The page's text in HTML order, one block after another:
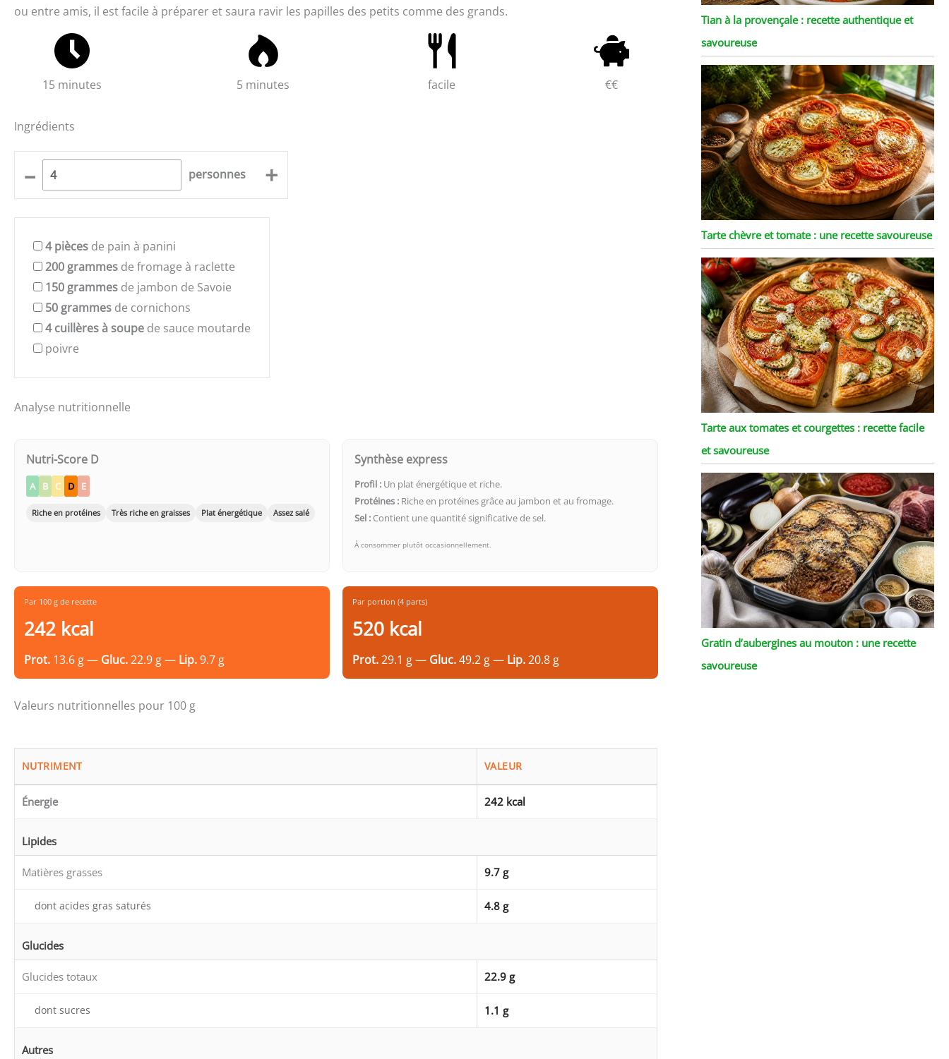
ou entre amis, il est facile à préparer et saura ravir les papilles des petits comme des grands.
15 minutes 5 minutes facile €€
Ingrédients
– personnes +
4 pièces de pain à panini
200 grammes de fromage à raclette
150 grammes de jambon de Savoie
50 grammes de cornichons
4 cuillères à soupe de sauce moutarde
poivre
Analyse nutritionnelle
Nutri-Score D
A B C D E
Riche en protéines Très riche en graisses Plat énergétique Assez salé
Synthèse express
Profil : Un plat énergétique et riche.
Protéines : Riche en protéines grâce au jambon et au fromage.
Sel : Contient une quantité significative de sel.
À consommer plutôt occasionnellement.
Par 100 g de recette
242 kcal
Prot. 13.6 g — Gluc.22.9 g — Lip.9.7 g
Par portion (4 parts)
520 kcal
Prot.29.1 g — Gluc.49.2 g — Lip.20.8 g
Valeurs nutritionnelles pour 100 g
NUTRIMENT VALEUR
Énergie 242 kcal
Lipides
Matières grasses 9.7 g
dont acides gras saturés 4.8 g
Glucides
Glucides totaux 22.9 g
dont sucres 1.1 g
Autres
Tian à la provençale : recette authentique et
savoureuse
Tarte chèvre et tomate : une recette savoureuse
Tarte aux tomates et courgettes : recette facile
et savoureuse
Gratin d’aubergines au mouton : une recette
savoureuse